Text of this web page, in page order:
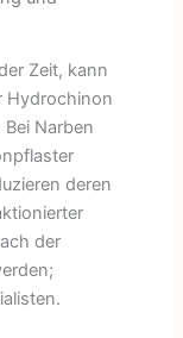
Zeit, kann
Hydrochinon
Narben
deren
der